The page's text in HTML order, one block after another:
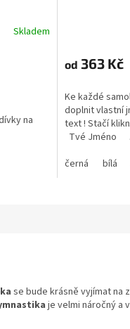
Skladem
na
od 363 Kč
Ke každé
doplnit vlastní
text ! Stačí
Tvé Jméno
černá
bílá
se bude krásně vyjímatna
je velmi náročný a